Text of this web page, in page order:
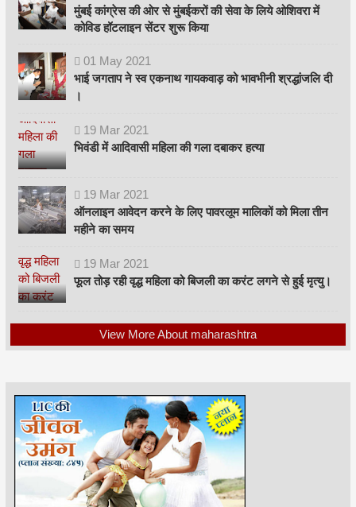
मुंबई कांग्रेस की ओर से मुंबईकरों की सेवा के लिये ओशिवरा में
कोविड हॉटलाइन सेंटर शुरू किया
01 May 2021
भाई जगताप ने स्व एकनाथ गायकवाड़ को भावभीनी श्रद्धांजलि दी
।
19 Mar 2021
भिवंडी में आदिवासी महिला की गला दबाकर हत्या
19 Mar 2021
ऑनलाइन आवेदन करने के लिए पावरलूम मालिकों को मिला तीन
महीने का समय
19 Mar 2021
फूल तोड़ रही वृद्ध महिला को बिजली का करंट लगने से हुई मृत्यु।
View More About maharashtra